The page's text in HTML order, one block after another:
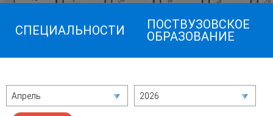
СПЕЦИАЛЬНОСТИ
ПОСТВУЗОВСКОЕ
ОБРАЗОВАНИЕ
Апрель 2026